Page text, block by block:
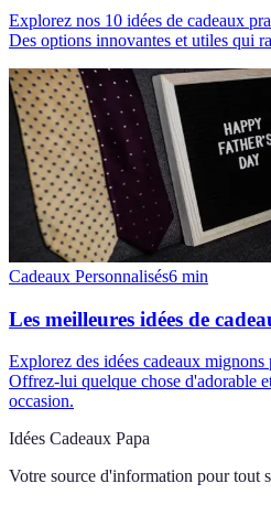
Explorez nos 10 idées de cadeaux
Des options innovantes et utiles qui
Cadeaux Personnalisés6 min
Les meilleures idées de
Explorez des idées cadeaux
Offrez-lui quelque chose d'adorable
occasion.
Idées Cadeaux Papa
Votre source d'information pour tout